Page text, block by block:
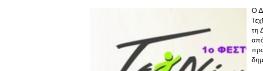
Ο
τη